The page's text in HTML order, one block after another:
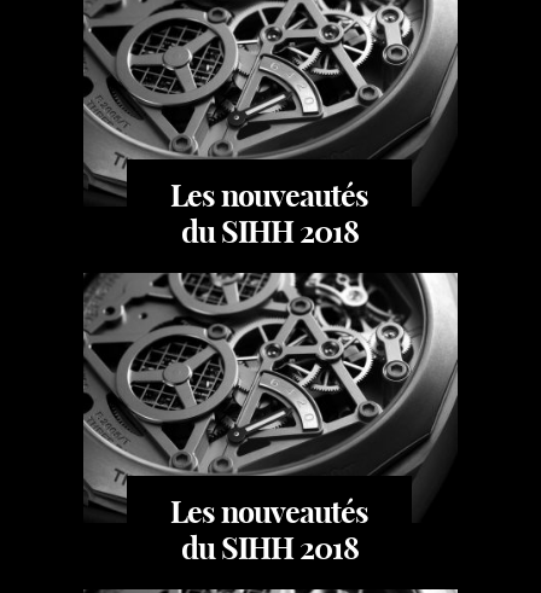
Les nouveautés
du SIHH 2018
Les nouveautés
du SIHH 2018